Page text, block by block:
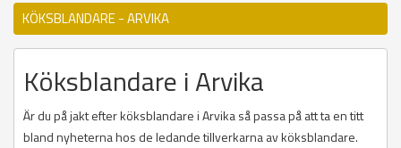
KÖKSBLANDARE - ARVIKA
Köksblandare i Arvika
Är du på jakt efter köksblandare i Arvika så passa på att ta en titt
bland nyheterna hos de ledande tillverkarna av köksblandare.